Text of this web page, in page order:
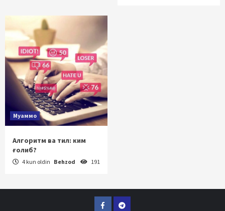
Муаммо
Алгоритм ва тил: ким
ғолиб?
4 kun oldin Behzod 191
FacebookTelegram